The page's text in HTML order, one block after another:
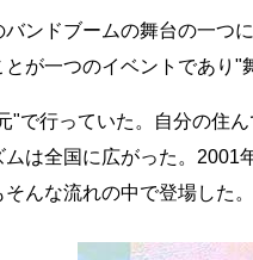
ンドブームの舞台の一つ
が一つのイベントであり"
で行っていた。自分の住
ムは全国に広がった。2001
んな流れの中で登場した。